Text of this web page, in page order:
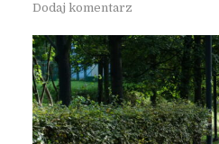
Dodaj komentarz